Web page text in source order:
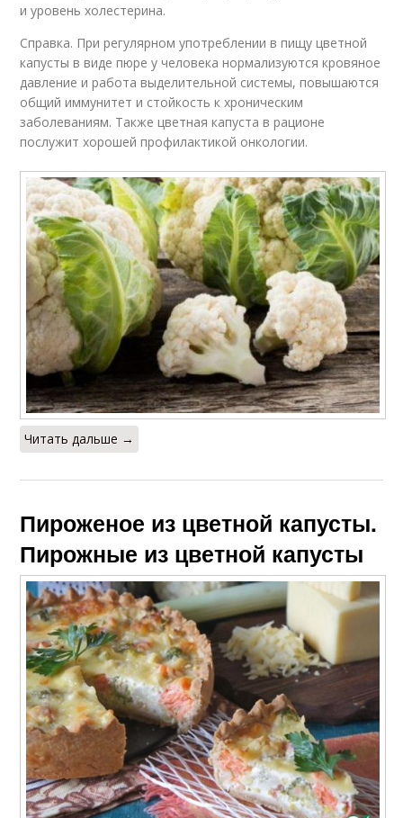
и уровень холестерина.
Справка. При регулярном употреблении в пищу цветной
капусты в виде пюре у человека нормализуются кровяное
давление и работа выделительной системы, повышаются
общий иммунитет и стойкость к хроническим
заболеваниям. Также цветная капуста в рационе
послужит хорошей профилактикой онкологии.
Читать дальше →
Пироженое из цветной капусты.
Пирожные из цветной капусты